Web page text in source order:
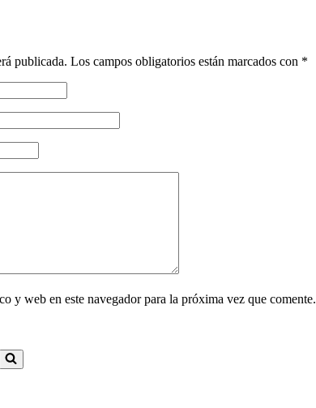
publicada. Los campos obligatorios están marcados con *
y web en este navegador para la próxima vez que comente.